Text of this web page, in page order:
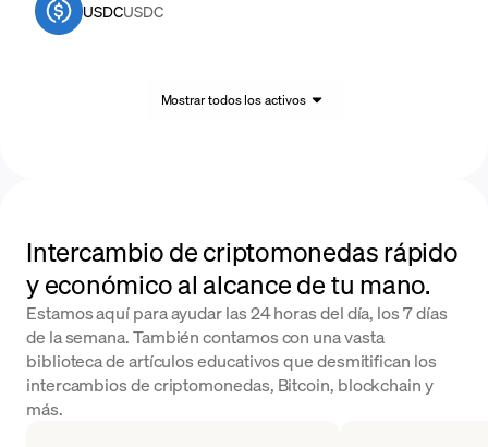
USDCUSDC
Mostrar todos los activos
Intercambio de criptomonedas rápido
y económico al alcance de tu mano.
Estamos aquí para ayudar las 24 horas del día, los 7 días
de la semana. También contamos con una vasta
biblioteca de artículos educativos que desmitifican los
intercambios de criptomonedas, Bitcoin, blockchain y
más.